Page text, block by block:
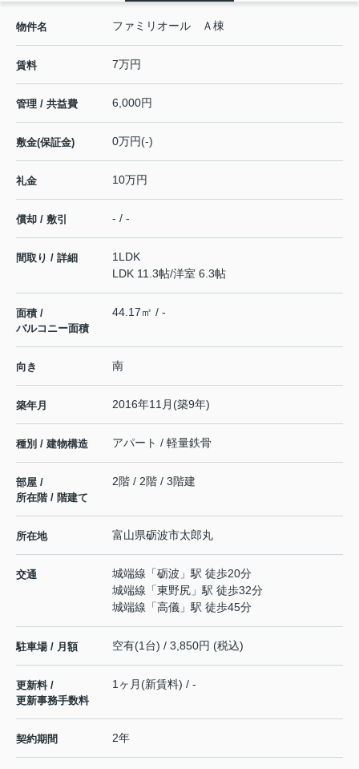
物件名 ファミリオール Ａ棟
賃料 7万円
管理 / 共益費 6,000円
敷金(保証金) 0万円(-)
礼金 10万円
償却 / 敷引 - / -
間取り / 詳細
1LDK
LDK 11.3帖/洋室 6.3帖
面積 /
バルコニー面積
44.17㎡ / -
向き 南
築年月 2016年11月(築9年)
種別 / 建物構造 アパート / 軽量鉄骨
部屋 /
所在階 / 階建て
2階 / 2階 / 3階建
所在地 富山県砺波市太郎丸
交通 城端線 「砺波 」駅 徒歩20分
城端線 「東野尻 」駅 徒歩32分
城端線 「高儀 」駅 徒歩45分
駐車場 / 月額 空有(1台) / 3,850円 (税込)
更新料 /
更新事務手数料
1ヶ月(新賃料) / -
契約期間 2年